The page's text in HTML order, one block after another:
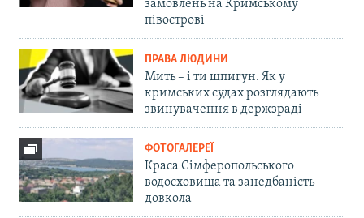
замовлень на Кримському
півострові
ПРАВА ЛЮДИНИ
Мить – і ти шпигун. Як у
кримських судах розглядають
звинувачення в держзраді
ФОТОГАЛЕРЕЇ
Краса Сімферопольського
водосховища та занедбаність
довкола